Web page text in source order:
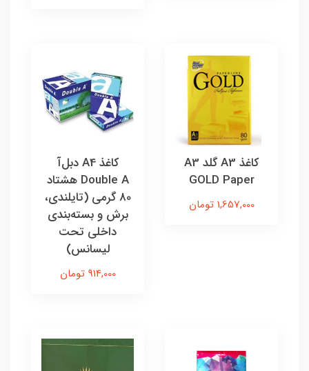
کاغذ A3 گلد A3
GOLD Paper
1,657,000 تومان
کاغذ A4 دبل‌آ
Double A هشتاد
80 گرمی (تایلندی،
برش و بسته‌بندی
داخلی تحت
لیسانس)
914,000 تومان